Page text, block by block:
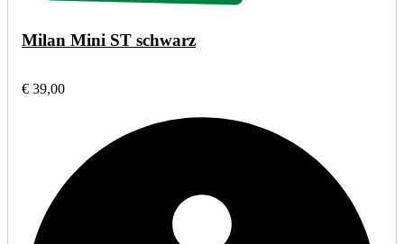
Milan Mini ST schwarz
€ 39,00